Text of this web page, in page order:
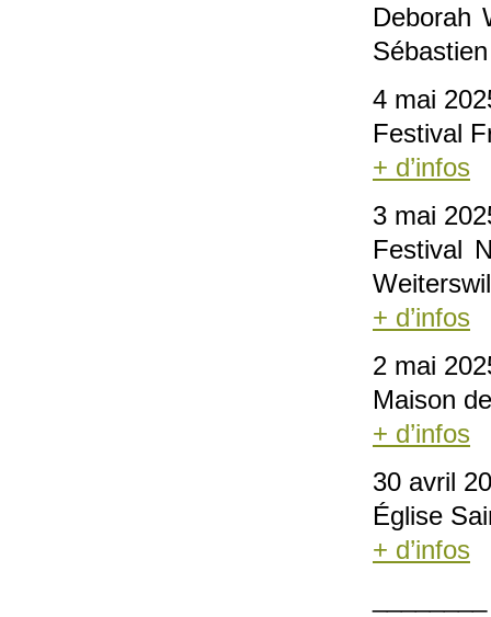
Deborah
4 mai
Festival
+ d’infos
3 mai
Festival
+ d’infos
2 mai
Maison
+ d’infos
30 avril
Église
+ d’infos